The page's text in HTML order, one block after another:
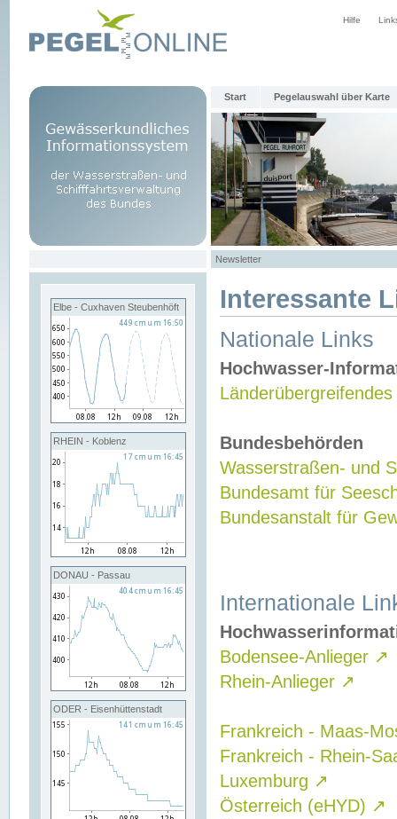
Hilfe
Start Pegelauswahl über Karte
Newsletter
Elbe - Cuxhaven Steubenhöft
RHEIN - Koblenz
DONAU - Passau
ODER - Eisenhüttenstadt
Interessante
Nationale Links
Hochwasser-
Bundesbehörden
Wasserstraßen- und
Bundesamt für
Bundesanstalt für
Internationale
Bodensee-Anlieger ↗
Rhein-Anlieger ↗
Frankreich - Maas-
Frankreich - Rhein-
Luxemburg ↗
Österreich (eHYD) ↗